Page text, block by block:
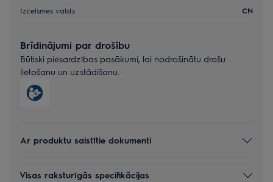
Izcelsmes valsts CN
Brīdinājumi par drošību
Būtiski piesardzības pasākumi, lai nodrošinātu drošu
lietošanu un uzstādīšanu.
Ar produktu saistītie dokumenti
Visas raksturīgās specifikācijas